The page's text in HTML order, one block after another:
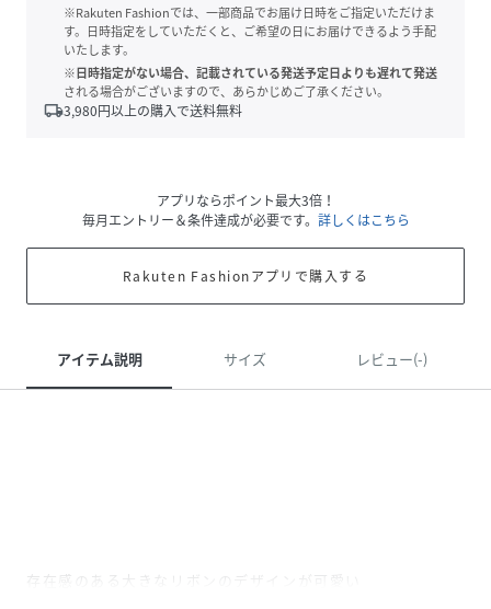
※Rakuten Fashionでは、一部商品でお届け日時をご指定いただけま
す。日時指定をしていただくと、ご希望の日にお届けできるよう手配
いたします。
※日時指定がない場合、記載されている発送予定日よりも遅れて発送
される場合がございますので、あらかじめご了承ください。
local_shipping3,980円以上の購入で送料無料
アプリならポイント最大3倍！
毎月エントリー＆条件達成が必要です。 詳しくはこちら
Rakuten Fashionアプリで購入する
アイテム説明 サイズ レビュー(-)
存在感のある大きなリボンのデザインが可愛い